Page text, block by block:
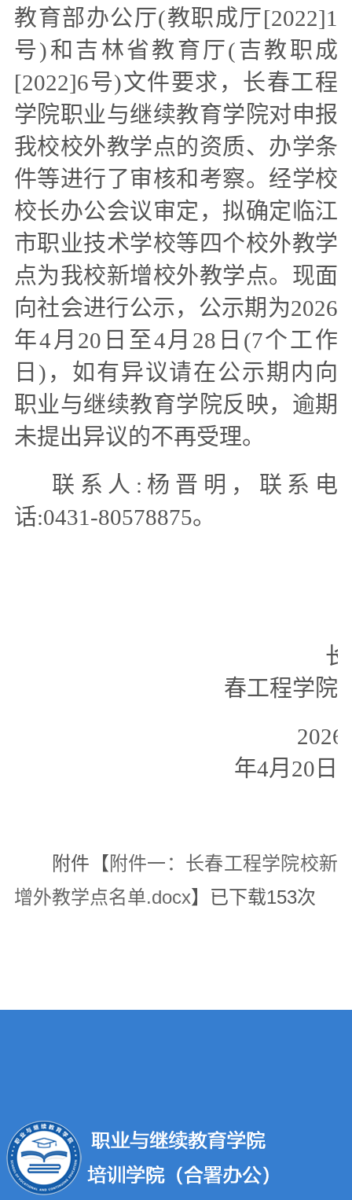
教育部办公厅(教职成厅[2022]1
号)和吉林省教育厅(吉教职成
[2022]6号)文件要求，长春工程
学院职业与继续教育学院对申报
我校校外教学点的资质、办学条
件等进行了审核和考察。经学校
校长办公会议审定，拟确定临江
市职业技术学校等四个校外教学
点为我校新增校外教学点。现面
向社会进行公示，公示期为2026
年4月20日至4月28日(7个工作
日)，如有异议请在公示期内向
职业与继续教育学院反映，逾期
未提出异议的不再受理。
联系人:杨晋明，联系电
话:0431-80578875。
长
春工程学院
2026
年4月20日
附件【 附件一：长春工程学院校新
增外教学点名单.docx】已下载153次